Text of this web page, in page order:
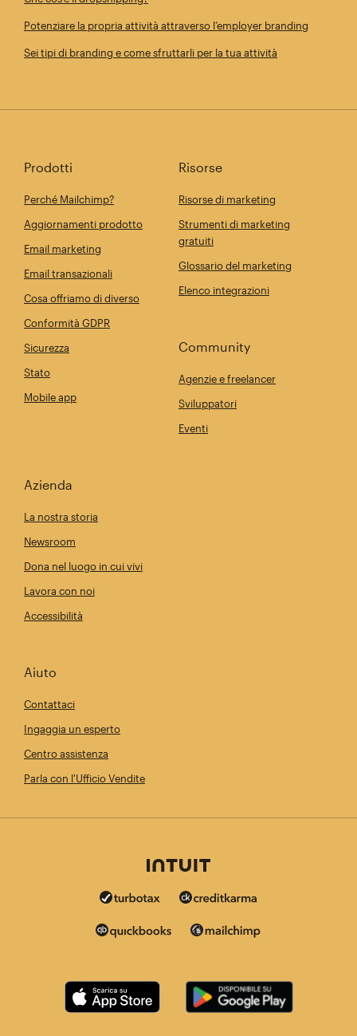
Potenziare la propria attività attraverso l’employer branding
Sei tipi di branding e come sfruttarli per la tua attività
Prodotti
Perché Mailchimp?
Aggiornamenti prodotto
Email marketing
Email transazionali
Cosa offriamo di diverso
Conformità GDPR
Sicurezza
Stato
Mobile app
Risorse
Risorse di marketing
Strumenti di marketing
gratuiti
Glossario del marketing
Elenco integrazioni
Community
Agenzie e freelancer
Sviluppatori
Eventi
Azienda
La nostra storia
Newsroom
Dona nel luogo in cui vivi
Lavora con noi
Accessibilità
Aiuto
Contattaci
Ingaggia un esperto
Centro assistenza
Parla con l'Ufficio Vendite